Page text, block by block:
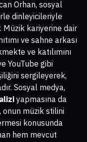
Orhan, sosyal
dinleyicileriyle
Müzik kariyerine dair
ve sahne arkası
ve katılımını
YouTube gibi
sergileyerek,
Sosyal medya,
yapmasına da
onun müzik stilini
konusunda
hem mevcut